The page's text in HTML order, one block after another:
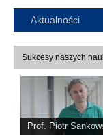
Aktualności
Sukcesy naszych
Prof. Piotr